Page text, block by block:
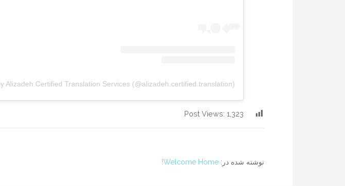
Post Views: 1,323
نوشته شده در: Welcome Home!